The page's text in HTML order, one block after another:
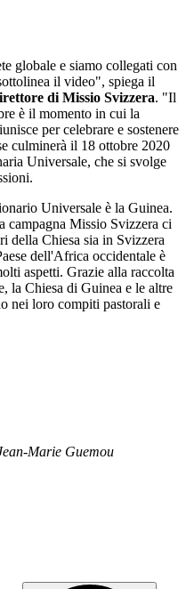
globale e siamo collegati con
il video", spiega il
di Missio Svizzera. "Il
è il momento in cui la
per celebrare e sostenere
culminerà il 18 ottobre 2020
Universale, che si svolge
Universale è la Guinea.
Missio Svizzera ci
della Chiesa sia in Svizzera
dell'Africa occidentale è
aspetti. Grazie alla raccolta
la Chiesa di Guinea e le altre
nei loro compiti pastorali e
Marie Guemou